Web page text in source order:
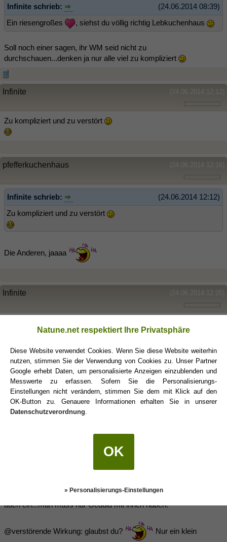
(24.06.2014 08:39)
Infinite schrieb:
Ein riesengroßes
, siehst du völlig richtig Lebkuchenhaus
Soll noch einer sagen, ihr WM seid nicht zu
durchschauen...denken ja nur alle viel zu kompliziert
(24.06.2014 12:12)
Infinite
Zu kompliziert und zu verstört
(24.06.2014 12:16)
pfefferkuchenhaus
(24.06.2014 12:12)
Infinite schrieb:
Zu kompliziert und zu verstört
Die Anderen, jaaaa
(24.06.2014 12:25)
Infinite
Natürlich die "anderen"! Wir ham doch immer Recht...will
Ich denke wir verstören schon ein wenig manchmal..
(24.06.2014 12:43)
pfefferkuchenhaus
Ich denke wir verstören schon ein wenig manchmal..
Klar ham wir immer Recht - irgendwann sehen es die Anderen ja
auch ein...man muss nur Geduld mit ihnen haben.
@verstörende Wirkung: glaubst du? Nur ein klein
Natune.net respektiert Ihre Privatsphäre
Diese Website verwendet Cookies. Wenn Sie diese Website weiterhin
nutzen, stimmen Sie der Verwendung von Cookies zu. Unser Partner
Google erhebt Daten, um personalisierte Anzeigen einzublenden und
Messwerte zu erfassen. Sofern Sie die Personalisierungs-
Einstellungen nicht verändern, stimmen Sie dem mit Klick auf den
OK-Button zu. Genauere Informationen erhalten Sie in unserer
Datenschutzverordnung
OK
» Personalisierungs-Einstellungen